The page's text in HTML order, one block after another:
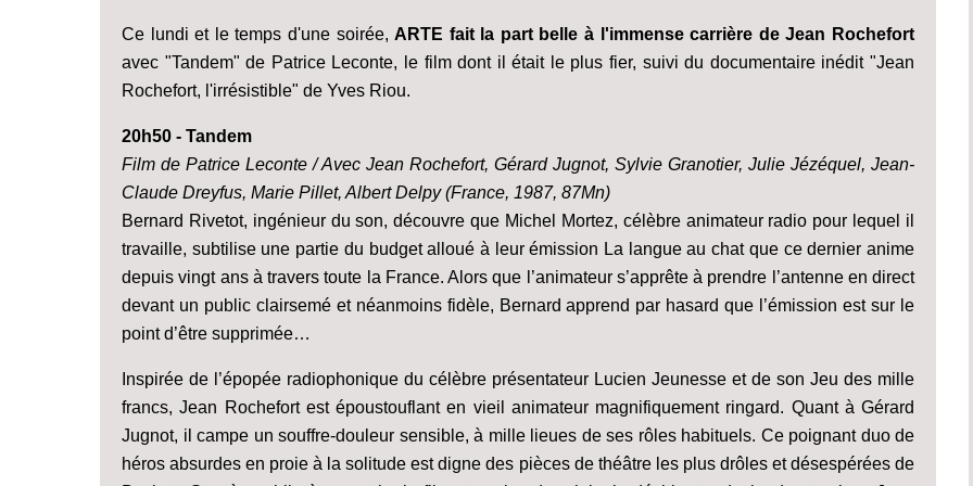
Ce lundi et le temps d'une soirée, ARTE fait la part belle à l'immense carrière de Jean Rochefort
avec "Tandem" de Patrice Leconte, le film dont il était le plus fier, suivi du documentaire inédit "Jean
Rochefort, l'irrésistible" de Yves Riou.
20h50 - Tandem
Film de Patrice Leconte / Avec Jean Rochefort, Gérard Jugnot, Sylvie Granotier, Julie Jézéquel, Jean-
Claude Dreyfus, Marie Pillet, Albert Delpy (France, 1987, 87Mn)
Bernard Rivetot, ingénieur du son, découvre que Michel Mortez, célèbre animateur radio pour lequel il
travaille, subtilise une partie du budget alloué à leur émission La langue au chat que ce dernier anime
depuis vingt ans à travers toute la France. Alors que l’animateur s’apprête à prendre l’antenne en direct
devant un public clairsemé et néanmoins fidèle, Bernard apprend par hasard que l’émission est sur le
point d’être supprimée…
Inspirée de l’épopée radiophonique du célèbre présentateur Lucien Jeunesse et de son Jeu des mille
francs, Jean Rochefort est époustouflant en vieil animateur magnifiquement ringard. Quant à Gérard
Jugnot, il campe un souffre-douleur sensible, à mille lieues de ses rôles habituels. Ce poignant duo de
héros absurdes en proie à la solitude est digne des pièces de théâtre les plus drôles et désespérées de